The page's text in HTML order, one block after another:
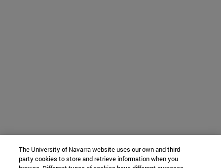
The University of Navarra website uses our own and third-
party cookies to store and retrieve information when you